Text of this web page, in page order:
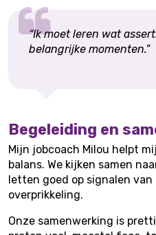
“Ik moet leren wat
belangrijke momenten.”
Begeleiding en
Mijn jobcoach Milou helpt
balans. We kijken samen
letten goed op signalen
overprikkeling.
Onze samenwerking is